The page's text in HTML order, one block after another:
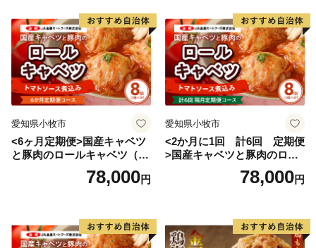
愛知県小牧市
<6ヶ月定期便>国産キャベツ
と豚肉のロールキャベツ（4P
78,000円
愛知県小牧市
<2か月に1回 計6回 定期便
>国産キャベツと豚肉のロー
ルキャベツ（4P入り）
78,000円